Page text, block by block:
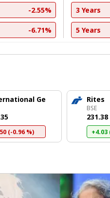
-2.55%
-6.71%
3 Years
5 Years
Ge
(-0.96 %)
Rites
BSE
₹231.38
+4.03